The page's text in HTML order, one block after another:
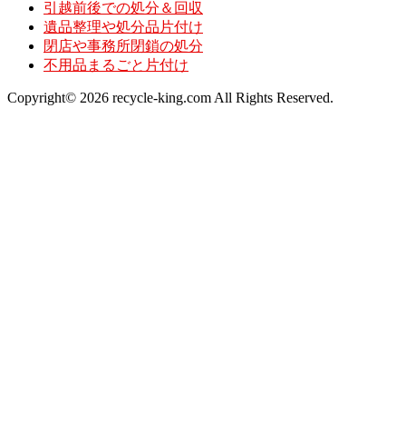
引越前後での処分＆回収
遺品整理や処分品片付け
閉店や事務所閉鎖の処分
不用品まるごと片付け
Copyright© 2026 recycle-king.com All Rights Reserved.